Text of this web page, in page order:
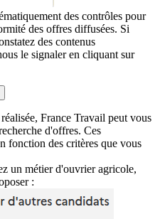
des contrôles pour
des offres diffusées. Si
des contenus
le signaler en cliquant sur
France Travail peut vous
d'offres. Ces
fonction des critères que vous
un métier d'ouvrier agricole,
: